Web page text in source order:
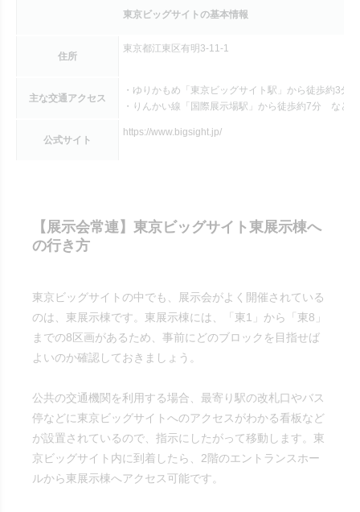
東京ビッグサイトの基本情報
住所
東京都江東区有明3-11-1
主な交通アクセス
・ゆりかもめ「東京ビッグサイト駅」から徒歩約3分
・りんかい線「国際展示場駅」から徒歩約7分 など
公式サイト
https://www.bigsight.jp/
【展示会常連】東京ビッグサイト東展示棟へ
の行き方
東京ビッグサイトの中でも、展示会がよく開催されている
のは、東展示棟です。東展示棟には、「東1」から「東8」
までの8区画があるため、事前にどのブロックを目指せば
よいのか確認しておきましょう。
公共の交通機関を利用する場合、最寄り駅の改札口やバス
停などに東京ビッグサイトへのアクセスがわかる看板など
が設置されているので、指示にしたがって移動します。東
京ビッグサイト内に到着したら、2階のエントランスホー
ルから東展示棟へアクセス可能です。